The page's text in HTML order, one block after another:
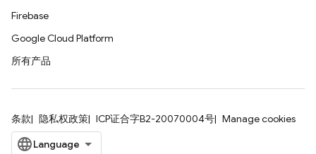
Firebase
Google Cloud Platform
所有产品
条款 隐私权政策 ICP证合字B2-20070004号 Manage cookies